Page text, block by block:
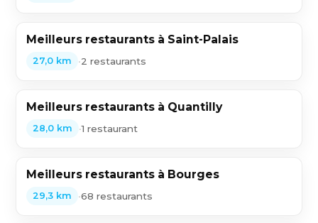
Meilleurs restaurants à Saint-Palais
27,0 km •2 restaurants
Meilleurs restaurants à Quantilly
28,0 km •1 restaurant
Meilleurs restaurants à Bourges
29,3 km •68 restaurants